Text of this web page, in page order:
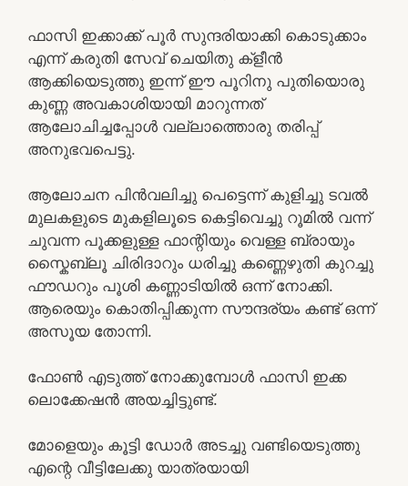
ഫാസി ഇക്കാക്ക് പൂർ സുന്ദരിയാക്കി കൊടുക്കാം
എന്ന് കരുതി സേവ് ചെയിതു ക്‌ളീൻ
ആക്കിയെടുത്തു ഇന്ന് ഈ പൂറിനു പുതിയൊരു
കുണ്ണ അവകാശിയായി മാറുന്നത്
ആലോചിച്ചപ്പോൾ വല്ലാത്തൊരു തരിപ്പ്
അനുഭവപെട്ടു.
ആലോചന പിൻവലിച്ചു പെട്ടെന്ന് കുളിച്ചു ടവൽ
മുലകളുടെ മുകളിലൂടെ കെട്ടിവെച്ചു റൂമിൽ വന്ന്
ചുവന്ന പൂക്കളുള്ള ഫാന്റിയും വെള്ള ബ്രായും
സ്കൈബ്ലൂ ചിരിദാറും ധരിച്ചു കണ്ണെഴുതി കുറച്ചു
ഫൗഡറും പൂശി കണ്ണാടിയിൽ ഒന്ന് നോക്കി.
ആരെയും കൊതിപ്പിക്കുന്ന സൗന്ദര്യം കണ്ട് ഒന്ന്
അസൂയ തോന്നി.
ഫോൺ എടുത്ത് നോക്കുമ്പോൾ ഫാസി ഇക്ക
ലൊക്കേഷൻ അയച്ചിട്ടുണ്ട്.
മോളെയും കൂട്ടി ഡോർ അടച്ചു വണ്ടിയെടുത്തു
എന്റെ വീട്ടിലേക്കു യാത്രയായി